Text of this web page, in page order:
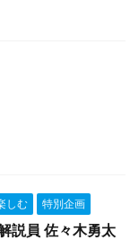
しむ 特別企画
説員 佐々木勇太